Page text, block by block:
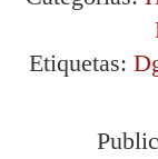
Etiquetas: